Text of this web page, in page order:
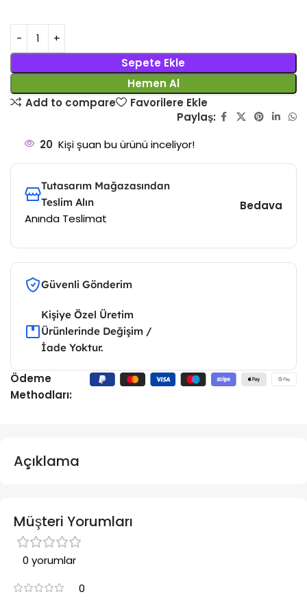
Sepete Ekle
Hemen Al
Add to compare
Favorilere Ekle
Paylaş:
20 Kişi şuan bu ürünü inceliyor!
Tutasarım Mağazasından
Teslim Alın
Anında Teslimat
Bedava
Güvenli Gönderim
Kişiye Özel Üretim
Ürünlerinde Değişim /
İade Yoktur.
Ödeme
Methodları:
Açıklama
Müşteri Yorumları
0 yorumlar
0